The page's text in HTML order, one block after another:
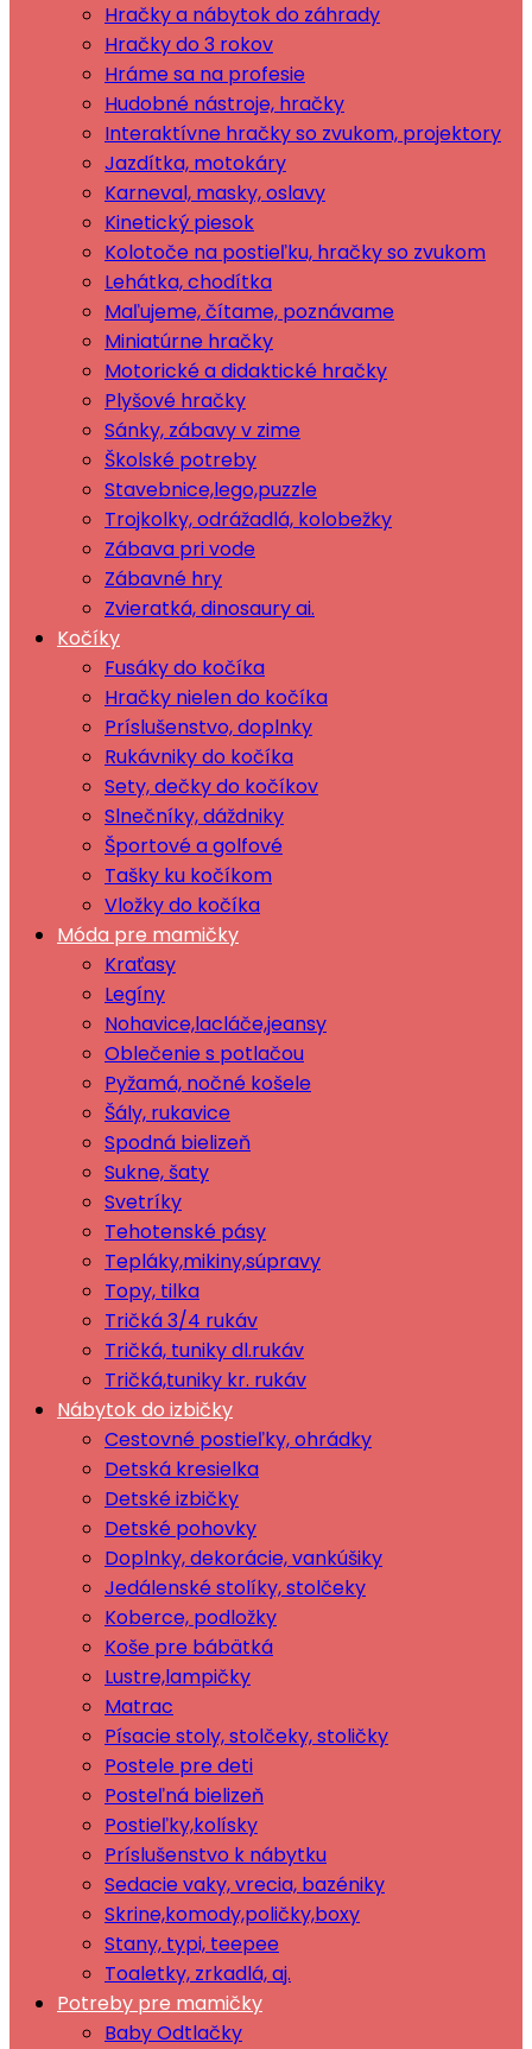
Hračky a nábytok do záhrady
Hračky do 3 rokov
Hráme sa na profesie
Hudobné nástroje, hračky
Interaktívne hračky so zvukom, projektory
Jazdítka, motokáry
Karneval, masky, oslavy
Kinetický piesok
Kolotoče na postieľku, hračky so zvukom
Lehátka, chodítka
Maľujeme, čítame, poznávame
Miniatúrne hračky
Motorické a didaktické hračky
Plyšové hračky
Sánky, zábavy v zime
Školské potreby
Stavebnice,lego,puzzle
Trojkolky, odrážadlá, kolobežky
Zábava pri vode
Zábavné hry
Zvieratká, dinosaury ai.
Kočíky
Fusáky do kočíka
Hračky nielen do kočíka
Príslušenstvo, doplnky
Rukávniky do kočíka
Sety, dečky do kočíkov
Slnečníky, dáždniky
Športové a golfové
Tašky ku kočíkom
Vložky do kočíka
Móda pre mamičky
Kraťasy
Legíny
Nohavice,lacláče,jeansy
Oblečenie s potlačou
Pyžamá, nočné košele
Šály, rukavice
Spodná bielizeň
Sukne, šaty
Svetríky
Tehotenské pásy
Tepláky,mikiny,súpravy
Topy, tilka
Tričká 3/4 rukáv
Tričká, tuniky dl.rukáv
Tričká,tuniky kr. rukáv
Nábytok do izbičky
Cestovné postieľky, ohrádky
Detská kresielka
Detské izbičky
Detské pohovky
Doplnky, dekorácie, vankúšiky
Jedálenské stolíky, stolčeky
Koberce, podložky
Koše pre bábätká
Lustre,lampičky
Matrac
Písacie stoly, stolčeky, stoličky
Postele pre deti
Posteľná bielizeň
Postieľky,kolísky
Príslušenstvo k nábytku
Sedacie vaky, vrecia, bazéniky
Skrine,komody,poličky,boxy
Stany, typi, teepee
Toaletky, zrkadlá, aj.
Potreby pre mamičky
Baby Odtlačky